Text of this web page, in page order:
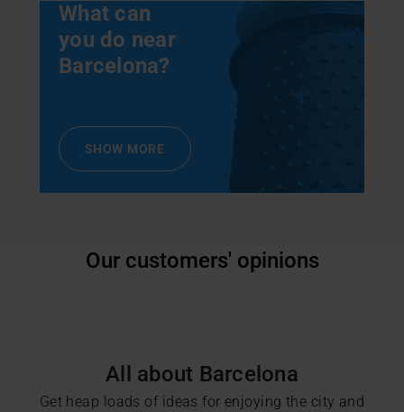
What can
you do near
Barcelona?
SHOW MORE
Our customers' opinions
All about Barcelona
Get heap loads of ideas for enjoying the city and